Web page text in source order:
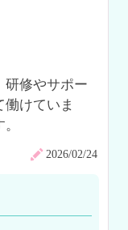
研修やサポー
働けていま
2026/02/24